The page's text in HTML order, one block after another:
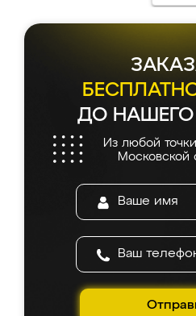
ДО
Из любой
Московской